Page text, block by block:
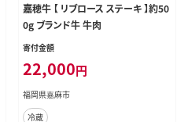
嘉穂牛 【 リブロース ステーキ 】約50
0g ブランド牛 牛肉
寄付金額
22,000円
福岡県嘉麻市
冷蔵